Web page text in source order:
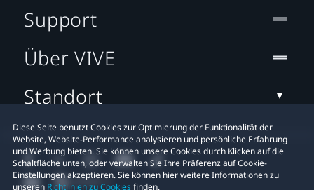
Diese Seite benutzt Cookies zur Optimierung der Funktionalität der
Website, Website-Performance analysieren und persönliche Erfahrung
und Werbung bieten. Sie können unsere Cookies durch Klicken auf die
Schaltfläche unten, oder verwalten Sie Ihre Präferenz auf Cookie-
Einstellungen akzeptieren. Sie können hier weitere Informationen zu
unseren Richtlinien zu Cookiesfinden.
Support
Über VIVE
Standort